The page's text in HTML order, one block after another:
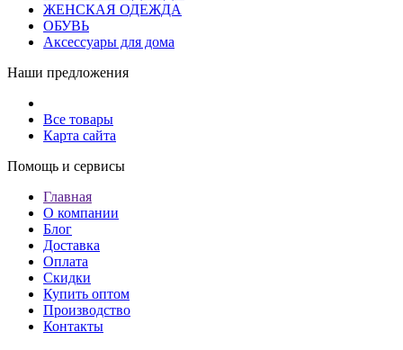
ЖЕНСКАЯ ОДЕЖДА
ОБУВЬ
Аксессуары для дома
Наши предложения
Все товары
Карта сайта
Помощь и сервисы
Главная
О компании
Блог
Доставка
Оплата
Скидки
Купить оптом
Производство
Контакты